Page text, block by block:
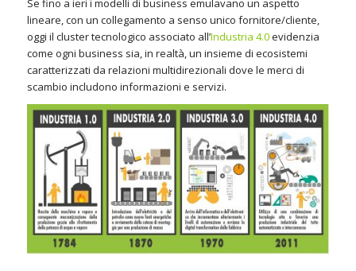
Se fino a ieri i modelli di business emulavano un aspetto
lineare, con un collegamento a senso unico fornitore/cliente,
oggi il cluster tecnologico associato all’Industria 4.0evidenzia
come ogni business sia, in realtà, un insieme di ecosistemi
caratterizzati da relazioni multidirezionali dove le merci di
scambio includono informazioni e servizi.